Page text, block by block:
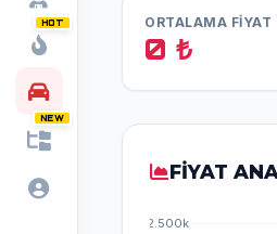
HOT
NEW
ORTALAMA FİYAT
0 ₺
FİYAT